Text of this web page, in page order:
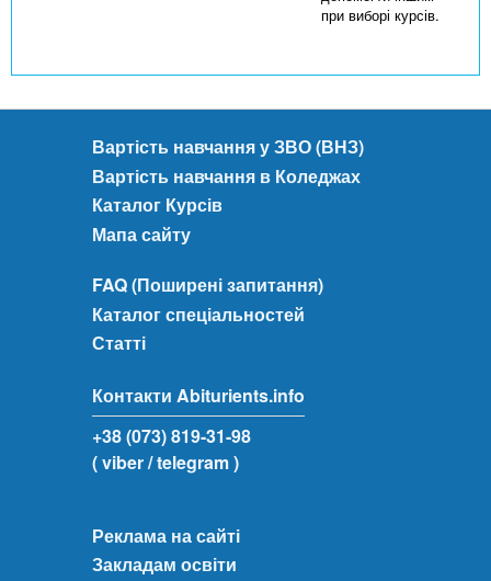
при виборі курсів.
Вартість навчання у ЗВО (ВНЗ)
Вартість навчання в Коледжах
Каталог Курсів
Мапа сайту
FAQ (Поширені запитання)
Каталог спеціальностей
Статті
Контакти Abiturients.info
+38 (073) 819-31-98
( viber/ telegram )
Реклама на сайті
Закладам освіти